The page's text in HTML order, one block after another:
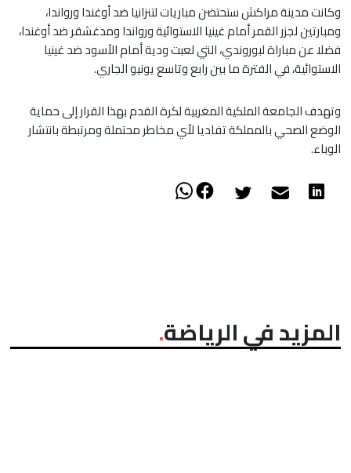
وكانت مدينة مراكش ستحتضن مباريات لتنزانيا ضد أوغندا ورواندا،
ومبارتين لجزر القمر أمام غينيا الاستوائية ورواندا ومدغشقر ضد أوغندا،
فضلا عن مباراة لبوروندي، التي لعبت ودية أمام الأسود ضد غينيا
الاستوائية، في الفترة ما بين رابع وتاسع يونيو الجاري.
وتهدف الجامعة الملكية المغربية لكرة القدم بهذا القرار إلى حماية
الوضع الصحي بالمملكة تفاديا لأي مخاطر محتملة ومرتبطة بانتشار
الوباء.
المزيد في الرياضة